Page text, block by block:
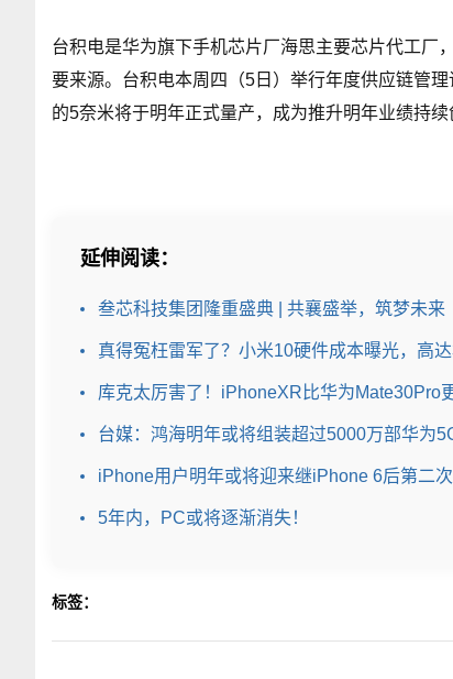
台积电是华为旗下手机芯片厂海思主要芯片代工厂
要来源。台积电本周四（5日）举行年度供应链管
的5奈米将于明年正式量产，成为推升明年业绩持续
延伸阅读：
叁芯科技集团隆重盛典 | 共襄盛举，筑梦未来
真得冤枉雷军了？小米10硬件成本曝光，高达
库克太厉害了！iPhoneXR比华为Mate30Pro
台媒：鸿海明年或将组装超过5000万部华为
iPhone用户明年或将迎来继iPhone 6后第二
5年内，PC或将逐渐消失！
标签：